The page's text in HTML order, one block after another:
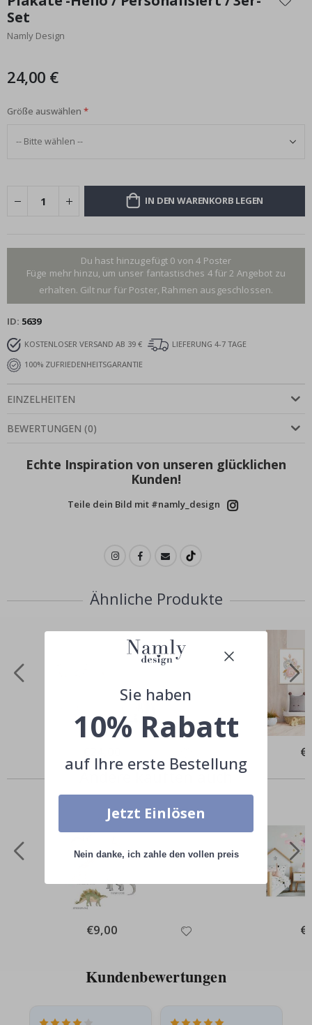
der
Bildgalerie
springen
Set
Namly Design
24,00 €
Größe auswählen
IN DEN WARENKORB LEGEN
Du hast hinzugefügt 0 von 4 Poster
Füge mehr hinzu, um unser fantastisches 4 für 2 Angebot zu
erhalten. Gilt nur für Poster, Rahmen ausgeschlossen.
ID 5639
KOSTENLOSER VERSAND AB 39 €
LIEFERUNG 4-7 TAGE
100% ZUFRIEDENHEITSGARANTIE
EINZELHEITEN
BEWERTUNGEN (0)
Echte Inspiration von unseren glücklichen
Kunden!
Teile dein Bild mit #namly_design
Ähnliche Produkte
Price
Andere kauften auch
Special
Price
€9,00
Kundenbewertungen
Sie haben
10% Rabatt
auf Ihre erste Bestellung
Jetzt Einlösen
Nein danke, ich zahle den vollen preis